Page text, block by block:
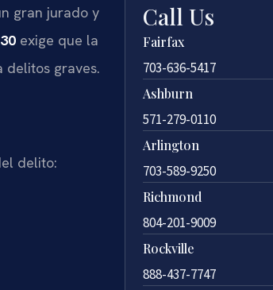
gran jurado y
exige que la
delitos graves.
delito:
Call Us
Fairfax
703-636-5417
Ashburn
571-279-0110
Arlington
703-589-9250
Richmond
804-201-9009
Rockville
888-437-7747